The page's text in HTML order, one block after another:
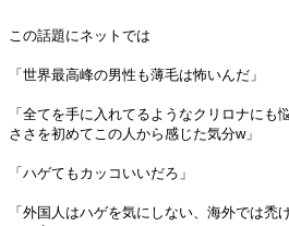
この話題にネットでは
「世界最高峰の男性も薄毛は怖いんだ」
「全てを手に入れてるようなクリロナにも
ささを初めてこの人から感じた気分w」
「ハゲてもカッコいいだろ」
「外国人はハゲを気にしない、海外では禿